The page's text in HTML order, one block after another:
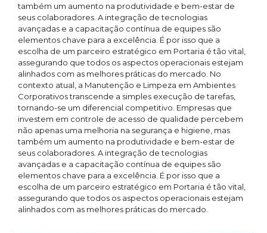
também um aumento na produtividade e bem-estar de
seus colaboradores. A integração de tecnologias
avançadas e a capacitação contínua de equipes são
elementos chave para a excelência. É por isso que a
escolha de um parceiro estratégico em Portaria é tão vital,
assegurando que todos os aspectos operacionais estejam
alinhados com as melhores práticas do mercado. No
contexto atual, a Manutenção e Limpeza em Ambientes
Corporativos transcende a simples execução de tarefas,
tornando-se um diferencial competitivo. Empresas que
investem em controle de acesso de qualidade percebem
não apenas uma melhoria na segurança e higiene, mas
também um aumento na produtividade e bem-estar de
seus colaboradores. A integração de tecnologias
avançadas e a capacitação contínua de equipes são
elementos chave para a excelência. É por isso que a
escolha de um parceiro estratégico em Portaria é tão vital,
assegurando que todos os aspectos operacionais estejam
alinhados com as melhores práticas do mercado.